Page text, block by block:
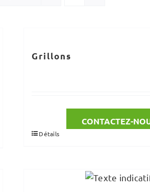
Grillons
CONTACTEZ-
Détails